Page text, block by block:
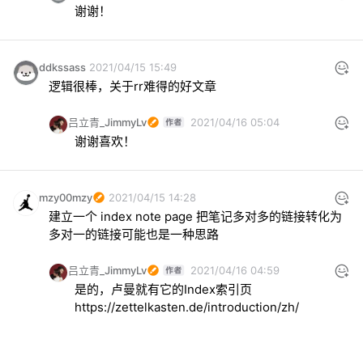
谢谢！
ddkssass 2021/04/15 15:49
逻辑很棒，关于rr难得的好文章
吕立青_JimmyLv 2021/04/16 05:04
谢谢喜欢！
mzy00mzy 2021/04/15 14:28
建立一个 index note page 把笔记多对多的链接转化为
多对一的链接可能也是一种思路
吕立青_JimmyLv 2021/04/16 04:59
https://zettelkasten.de/introduction/zh/